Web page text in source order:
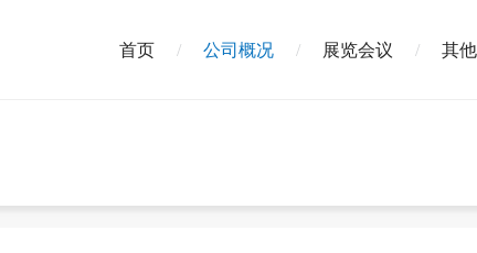
首页 公司概况 展览会议 其